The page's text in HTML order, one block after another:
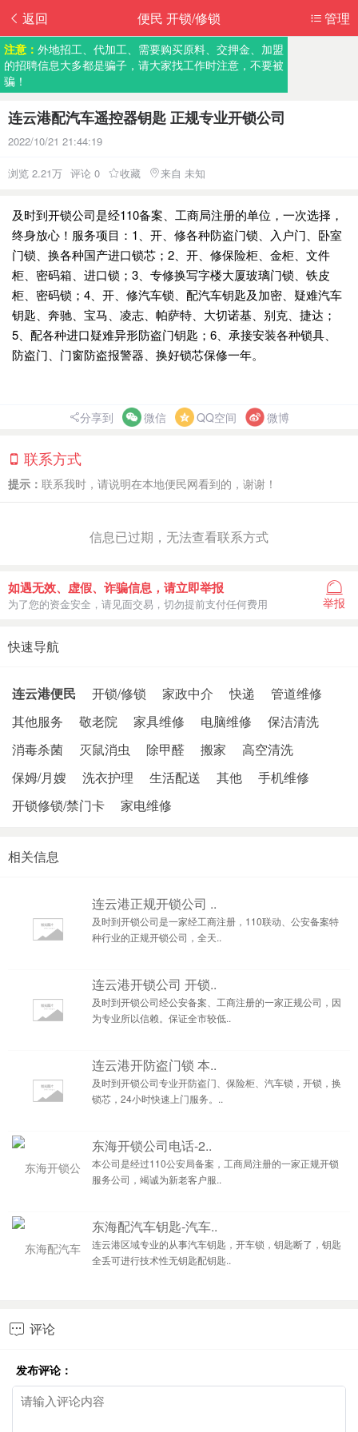
返回 管理
便民 开锁/修锁
注意： 外地招工、代加工、需要购买原料、交押金、加盟
的招聘信息大多都是骗子，请大家找工作时注意，不要被
骗！
连云港配汽车遥控器钥匙 正规专业开锁公司
2022/10/21 21:44:19
浏览 2.21万 评论 0 收藏 来自 未知
及时到开锁公司是经110备案、工商局注册的单位，一次选择，
终身放心！服务项目：1、开、修各种防盗门锁、入户门、卧室
门锁、换各种国产进口锁芯；2、开、修保险柜、金柜、文件
柜、密码箱、进口锁；3、专修换写字楼大厦玻璃门锁、铁皮
柜、密码锁；4、开、修汽车锁、配汽车钥匙及加密、疑难汽车
钥匙、奔驰、宝马、凌志、帕萨特、大切诺基、别克、捷达；
5、配各种进口疑难异形防盗门钥匙；6、承接安装各种锁具、
防盗门、门窗防盗报警器、换好锁芯保修一年。
分享到 微信 QQ空间 微博
联系方式
提示： 联系我时，请说明在本地便民网看到的，谢谢！
信息已过期，无法查看联系方式
如遇无效、虚假、诈骗信息，请立即举报
为了您的资金安全，请见面交易，切勿提前支付任何费用 举报
快速导航
连云港便民 开锁/修锁 家政中介 快递
管道维修
其他服务
敬老院 家具维修 电脑维修
保洁清洗
消毒杀菌
灭鼠消虫 除甲醛 搬家
高空清洗
保姆/月嫂
洗衣护理 生活配送 其他
手机维修
开锁修锁/禁门卡
家电维修
相关信息
连云港正规开锁公司 ..
及时到开锁公司是一家经工商注册，110联动、公安备案特
种行业的正规开锁公司，全天..
连云港开锁公司 开锁..
及时到开锁公司经公安备案、工商注册的一家正规公司，因
为专业所以信赖。保证全市较低..
连云港开防盗门锁 本..
及时到开锁公司专业开防盗门、保险柜、汽车锁，开锁，换
锁芯，24小时快速上门服务。..
东海开锁公司电话-2..
本公司是经过110公安局备案，工商局注册的一家正规开锁
服务公司，竭诚为新老客户服..
东海配汽车钥匙-汽车..
连云港区域专业的从事汽车钥匙，开车锁，钥匙断了，钥匙
全丢可进行技术性无钥匙配钥匙..
 评论
发布评论：